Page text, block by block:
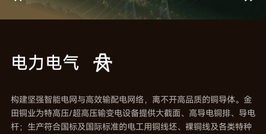
电力电气
构建坚强智能电网与高效输配电网络，离不开高品质的铜导体。金
田铜业为特高压/超高压输变电设备提供大截面、高导电铜排、导电
杆；生产符合国标及国际标准的电工用铜线坯、裸铜线及各类特种